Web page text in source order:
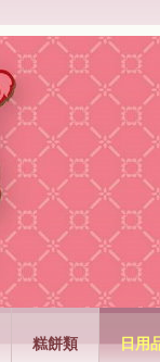
糕餅類 日用